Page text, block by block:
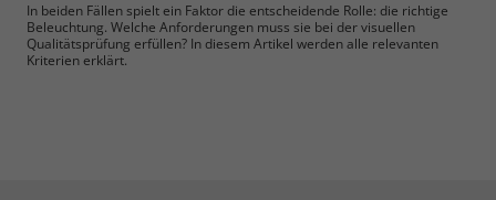
In beiden Fällen spielt ein Faktor die entscheidende Rolle: die richtige
Beleuchtung. Welche Anforderungen muss sie bei der visuellen
Qualitätsprüfung erfüllen? In diesem Artikel werden alle relevanten
Kriterien erklärt.